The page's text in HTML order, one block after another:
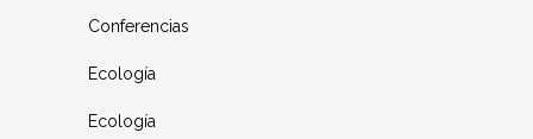
Conferencias
Ecología
Ecología